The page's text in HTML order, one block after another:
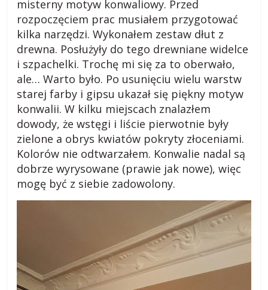
misterny motyw konwaliowy. Przed
rozpoczęciem prac musiałem przygotować
kilka narzędzi. Wykonałem zestaw dłut z
drewna. Posłużyły do tego drewniane widelce
i szpachelki. Trochę mi się za to oberwało,
ale… Warto było. Po usunięciu wielu warstw
starej farby i gipsu ukazał się piękny motyw
konwalii. W kilku miejscach znalazłem
dowody, że wstęgi i liście pierwotnie były
zielone a obrys kwiatów pokryty złoceniami.
Kolorów nie odtwarzałem. Konwalie nadal są
dobrze wyrysowane (prawie jak nowe), więc
mogę być z siebie zadowolony.